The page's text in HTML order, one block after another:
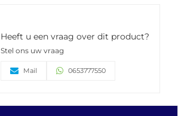
Heeft u een vraag over dit product?
Stel ons uw vraag
Mail 0653777550